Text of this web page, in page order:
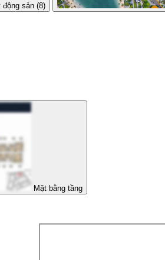
động sản (8)
Mặt bằng tầng